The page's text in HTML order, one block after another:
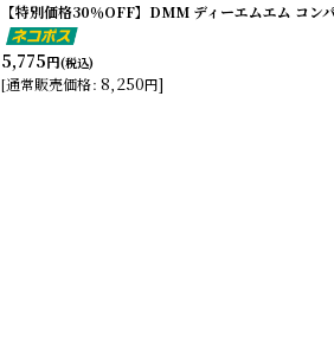
【特別価格30％OFF】DMM ディーエムエム コン
5,775円(税込)
[通常販売価格: 8,250円]